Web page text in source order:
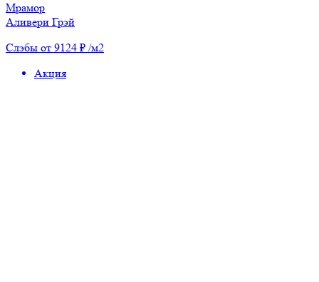
Мрамор
Аливери Грэй
Слэбы от 9124 ₽ /м2
Акция